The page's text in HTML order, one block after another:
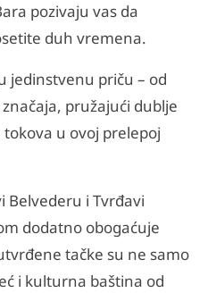
pozivaju vas da
duh vremena.
jedinstvenu priču – od
pružajući dublje
u ovoj prelepoj
Belvederu i Tvrđavi
dodatno obogaćuje
tačke su ne samo
i kulturna baština od